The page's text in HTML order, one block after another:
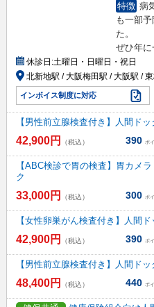
特徴 病
も一部
た。
ぜひ年に
休診日:土曜日・日曜日・祝日
北新地駅 / 大阪梅田駅 / 大阪駅 /
インボイス制度に対応
【男性前立腺検査付き】人間ド
42,900円 （税込） 390 ポ
【ABC検診で胃の検査】胃カメ
ク
33,000円 （税込） 300 ポ
【女性卵巣がん検査付き】人間
42,900円 （税込） 390 ポ
【男性前立腺検査付き】人間ド
48,400円 （税込） 440 ポ